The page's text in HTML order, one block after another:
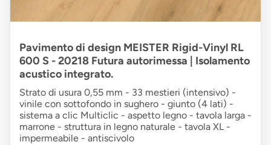
Pavimento di design MEISTER Rigid-Vinyl RL
600 S - 20218 Futura autorimessa | Isolamento
acustico integrato.
Strato di usura 0,55 mm - 33 mestieri (intensivo) -
vinile con sottofondo in sughero - giunto (4 lati) -
sistema a clic Multiclic - aspetto legno - tavola larga -
marrone - struttura in legno naturale - tavola XL -
impermeabile - antiscivolo